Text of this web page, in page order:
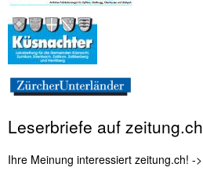
Leserbriefe auf zeitung.ch
Ihre Meinung interessiert zeitung.ch! ->